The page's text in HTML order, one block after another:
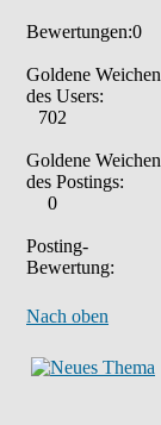
Bewertungen:0
Goldene Weichen
des Users:
702
Goldene Weichen
des Postings:
0
Posting-
Bewertung:
Nach oben